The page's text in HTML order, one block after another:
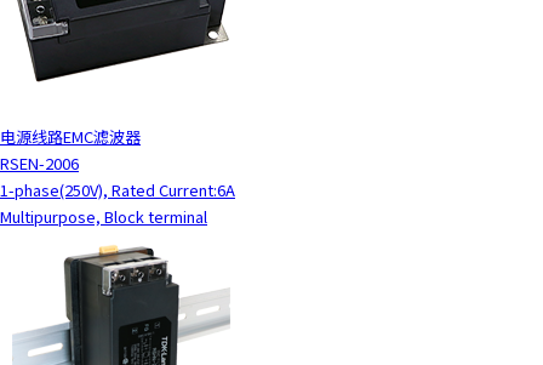
电源线路EMC滤波器
RSEN-2006
1-phase(250V), Rated Current:6A
Multipurpose, Block terminal